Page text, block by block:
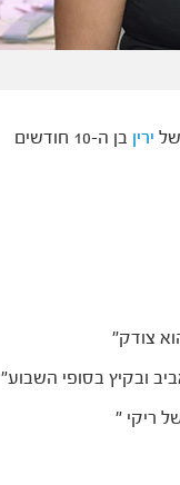
של ירין בן ה-10 חודשים
צודק"
ובקיץ בסופי השבוע"
ריקי "